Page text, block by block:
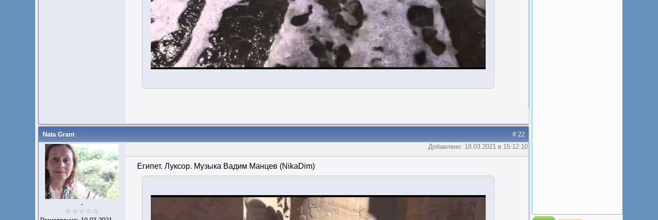
Nata Grant # 22
-
Добавлено: 18.03.2021 в 15:12:10
Египет. Луксор. Музыка Вадим Манцев (NikaDim)